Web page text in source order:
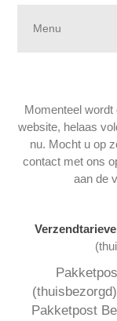
Menu
Momenteel wordt
website, helaas
nu. Mocht u op
contact met ons
aan de
Pakketpost